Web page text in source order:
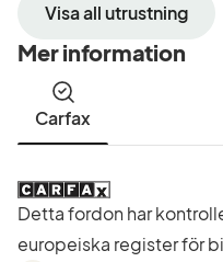
Visa all utrustning
Mer information
Carfax
Detta fordon har
europeiska register för